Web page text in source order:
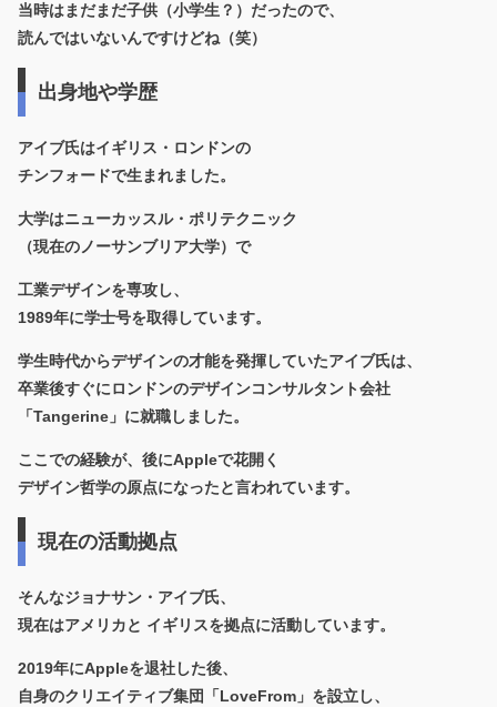
当時はまだまだ子供（小学生？）だったので、
読んではいないんですけどね（笑）
出身地や学歴
アイブ氏はイギリス・ロンドンの
チンフォードで生まれました。
大学はニューカッスル・ポリテクニック
（現在のノーサンブリア大学） で
工業デザインを専攻し、
1989年に学士号を取得しています。
学生時代からデザインの才能を発揮していたアイブ氏は、
卒業後すぐにロンドンのデザインコンサルタント会社
「Tangerine」に就職しました。
ここでの経験が、後にAppleで花開く
デザイン哲学の原点になったと言われています。
現在の活動拠点
そんなジョナサン・アイブ氏、
現在はアメリカと イギリスを拠点に活動しています。
2019年にAppleを退社した後、
自身のクリエイティブ集団
「LoveFrom」 を設立し、